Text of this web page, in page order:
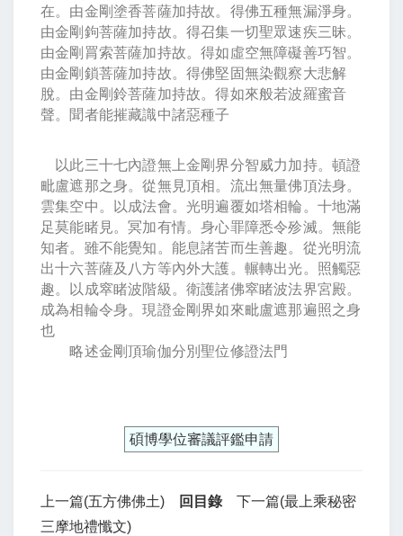
在。由金剛塗香菩薩加持故。得佛五種無漏淨身。
由金剛鉤菩薩加持故。得召集一切聖眾速疾三昧。
由金剛罥索菩薩加持故。得如虛空無障礙善巧智。
由金剛鎖菩薩加持故。得佛堅固無染觀察大悲解
脫。由金剛鈴菩薩加持故。得如來般若波羅蜜音
聲。聞者能摧藏識中諸惡種子
以此三十七內證無上金剛界分智威力加持。頓證
毗盧遮那之身。從無見頂相。流出無量佛頂法身。
雲集空中。以成法會。光明遍覆如塔相輪。十地滿
足莫能睹見。冥加有情。身心罪障悉令殄滅。無能
知者。雖不能覺知。能息諸苦而生善趣。從光明流
出十六菩薩及八方等內外大護。輾轉出光。照觸惡
趣。以成窣睹波階級。衛護諸佛窣睹波法界宮殿。
成為相輪令身。現證金剛界如來毗盧遮那遍照之身
也
略述金剛頂瑜伽分別聖位修證法門
碩博學位審議評鑑申請
上一篇(五方佛佛土) 回目錄
下一篇(最上乘秘密
三摩地禮懺文)